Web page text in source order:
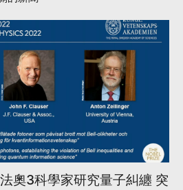
奧3科學家研究量子糾纏 突